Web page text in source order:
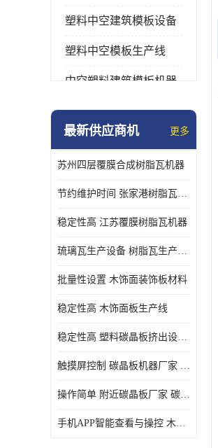
塑料中空建筑模板设备
塑料中空模板生产线
中空塑料建筑模板机器
最新供应商机 更多
苏州四层覆膜合成树脂瓦机器
节约维护时间 张家港树脂瓦小青瓦成型机
稳定性高 江苏覆膜树脂瓦机器
琉璃瓦生产设备 树脂瓦生产设备
批量性设置 木饰面装饰板材料
稳定性高 木饰面板生产线
稳定性高 塑料碳晶板挤出设备 碳晶板设备
触摸屏控制 碳晶板机器厂家 碳晶板全屋装修的利和弊
操作简单 附近碳晶板厂家 碳晶板机器厂家
手机APP智能查看与操控 木饰面板机器